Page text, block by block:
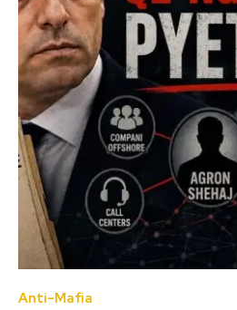
Anti-Mafia